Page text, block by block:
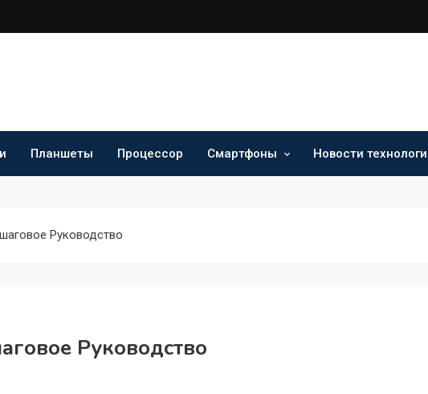
Планшеты Процессор Смартфоны Новости
Руководство
Руководство